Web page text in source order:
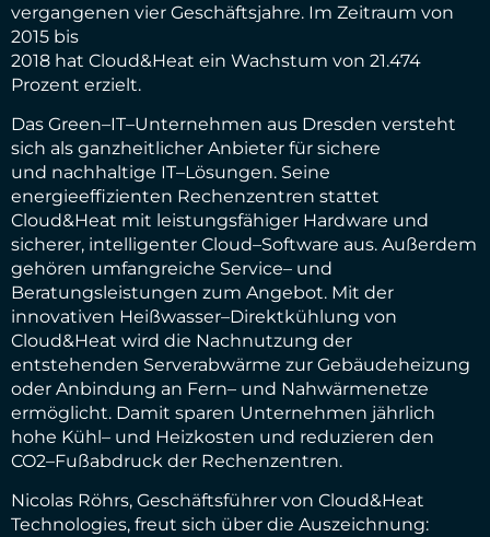
vergangenen vier Geschäftsjahre. Im Zeitraum von
2015 bis
2018 hat Cloud&Heat ein Wachstum von 21.474
Prozent erzielt.
Das Green–IT–Unternehmen aus Dresden versteht
sich als ganzheitlicher Anbieter für sichere
und nachhaltige IT–Lösungen. Seine
energieeffizienten Rechenzentren stattet
Cloud&Heat mit leistungsfähiger Hardware und
sicherer, intelligenter Cloud–Software aus. Außerdem
gehören umfangreiche Service– und
Beratungsleistungen zum Angebot. Mit der
innovativen Heißwasser–Direktkühlung von
Cloud&Heat wird die Nachnutzung der
entstehenden Serverabwärme zur Gebäudeheizung
oder Anbindung an Fern– und Nahwärmenetze
ermöglicht. Damit sparen Unternehmen jährlich
hohe Kühl– und Heizkosten und reduzieren den
CO2–Fußabdruck der Rechenzentren.
Nicolas Röhrs, Geschäftsführer von Cloud&Heat
Technologies, freut sich über die Auszeichnung: